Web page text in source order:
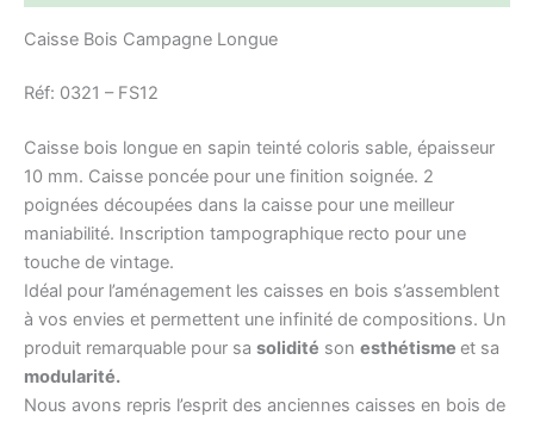
Caisse Bois Campagne Longue
Réf: 0321 – FS12
Caisse bois longue en sapin teinté coloris sable, épaisseur
10 mm. Caisse poncée pour une finition soignée. 2
poignées découpées dans la caisse pour une meilleur
maniabilité. Inscription tampographique recto pour une
touche de vintage.
Idéal pour l’aménagement les caisses en bois s’assemblent
à vos envies et permettent une infinité de compositions. Un
produit remarquable pour sa solidité son esthétisme et sa
modularité.
Nous avons repris l’esprit des anciennes caisses en bois de